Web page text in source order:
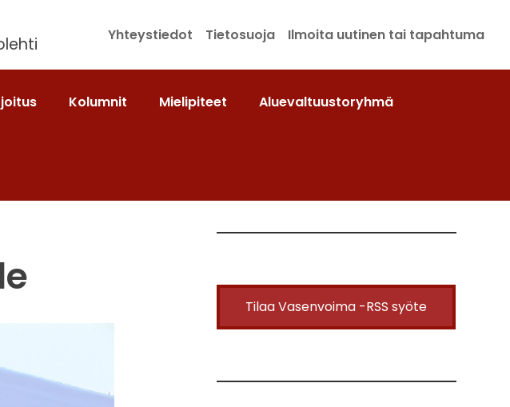
Yhteystiedot Tietosuoja Ilmoita uutinen tai tapahtuma
Kolumnit Mielipiteet Aluevaltuustoryhmä
Tilaa Vasenvoima -RSS syöte